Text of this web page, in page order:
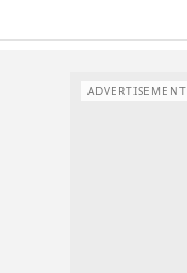
ADVERTISEMENT